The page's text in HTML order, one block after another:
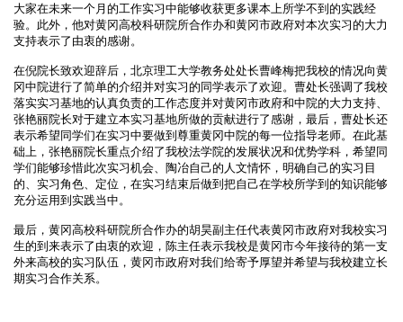
大家在未来一个月的工作实习中能够收获更多课本上所学不到的实践经
验。此外，他对黄冈高校科研院所合作办和黄冈市政府对本次实习的大力
支持表示了由衷的感谢。
在倪院长致欢迎辞后，北京理工大学教务处处长曹峰梅把我校的情况向黄
冈中院进行了简单的介绍并对实习的同学表示了欢迎。曹处长强调了我校
落实实习基地的认真负责的工作态度并对黄冈市政府和中院的大力支持、
张艳丽院长对于建立本实习基地所做的贡献进行了感谢，最后，曹处长还
表示希望同学们在实习中要做到尊重黄冈中院的每一位指导老师。在此基
础上，张艳丽院长重点介绍了我校法学院的发展状况和优势学科，希望同
学们能够珍惜此次实习机会、陶冶自己的人文情怀，明确自己的实习目
的、实习角色、定位，在实习结束后做到把自己在学校所学到的知识能够
充分运用到实践当中。
最后，黄冈高校科研院所合作办的胡昊副主任代表黄冈市政府对我校实习
生的到来表示了由衷的欢迎，陈主任表示我校是黄冈市今年接待的第一支
外来高校的实习队伍，黄冈市政府对我们给寄予厚望并希望与我校建立长
期实习合作关系。